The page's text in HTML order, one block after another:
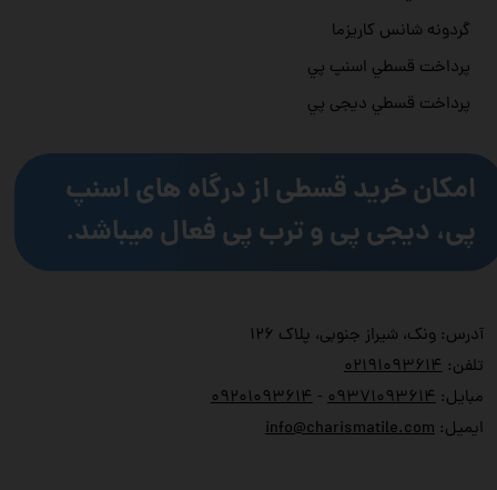
آدرس: ونک، شیراز جنوبی، پلاک ۱۲۶
تلفن:
۰۲۱۹۱۰۹۳۶۱۴
مبایل:
۰۹۳۷۱۰۹۳۶۱۴ - ۰۹۲۰۱۰۹۳۶۱۴
ایمیل:info@charismatile.com
گردونه شانس کاریزما
پرداخت قسطي اسنپ پي
پرداخت قسطي دیجی پي
امکان خرید قسطی از درگاه های اسنپ
پی، دیجی پی و ترب پی فعال میباشد.